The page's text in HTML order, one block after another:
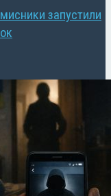
запустили